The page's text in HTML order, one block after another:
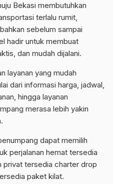
Bekasi membutuhkan
terlalu rumit,
sebelum sampai
hadir untuk membuat
dan mudah dijalani.
layanan yang mudah
dari informasi harga, jadwal,
hingga layanan
merasa lebih yakin
dapat memilih
perjalanan hemat tersedia
privat tersedia charter drop
paket kilat.